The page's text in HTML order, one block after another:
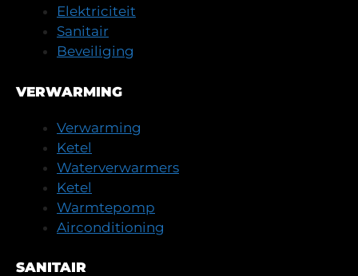
Elektriciteit
Sanitair
Beveiliging
VERWARMING
Verwarming
Ketel
Waterverwarmers
Ketel
Warmtepomp
Airconditioning
SANITAIR